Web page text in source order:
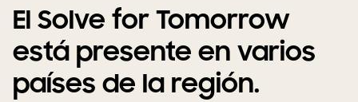
El Solve for Tomorrow
está presente en varios
países de la región.